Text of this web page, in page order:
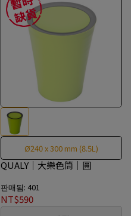
Ø240 x 300 mm (8.5L)
QUALY｜大樂色筒｜圓
판매됨: 401
NT$590